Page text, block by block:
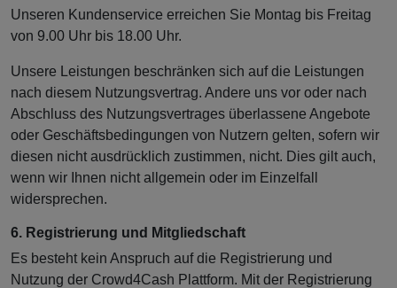
Unseren Kundenservice erreichen Sie Montag bis Freitag
von 9.00 Uhr bis 18.00 Uhr.
Unsere Leistungen beschränken sich auf die Leistungen
nach diesem Nutzungsvertrag. Andere uns vor oder nach
Abschluss des Nutzungsvertrages überlassene Angebote
oder Geschäftsbedingungen von Nutzern gelten, sofern wir
diesen nicht ausdrücklich zustimmen, nicht. Dies gilt auch,
wenn wir Ihnen nicht allgemein oder im Einzelfall
widersprechen.
6. Registrierung und Mitgliedschaft
Es besteht kein Anspruch auf die Registrierung und
Nutzung der Crowd4Cash Plattform. Mit der Registrierung